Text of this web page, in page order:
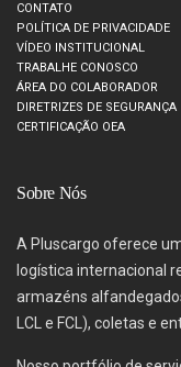
CONTATO
POLÍTICA DE PRIVACIDADE
VÍDEO INSTITUCIONAL
TRABALHE CONOSCO
ÁREA DO COLABORADOR
DIRETRIZES DE SEGURANÇA
CERTIFICAÇÃO OEA
Sobre Nós
A Pluscargo oferece
logística internacional
armazéns
LCL e FCL), coletas e